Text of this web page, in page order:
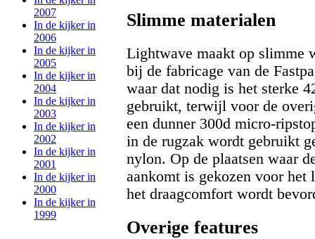
2007
In de kijker in
2006
In de kijker in
2005
In de kijker in
2004
In de kijker in
2003
In de kijker in
2002
In de kijker in
2001
In de kijker in
2000
In de kijker in
1999
Slimme materialen
Lightwave maakt op slimme
bij de fabricage van de
waar dat nodig is het sterke
gebruikt, terwijl voor de
een dunner 300d micro-
in de rugzak wordt gebruikt
nylon. Op de plaatsen waar
aankomt is gekozen voor het
het draagcomfort wordt
Overige features